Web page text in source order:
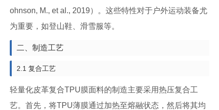
ohnson, M., et al., 2019）。这些特性对于户外运动装备尤
为重要，如登山鞋、滑雪服等。
二、制造工艺
2.1 复合工艺
轻量化皮革复合TPU膜面料的制造主要采用热压复合工
艺。首先，将TPU薄膜通过加热至熔融状态，然后将其均